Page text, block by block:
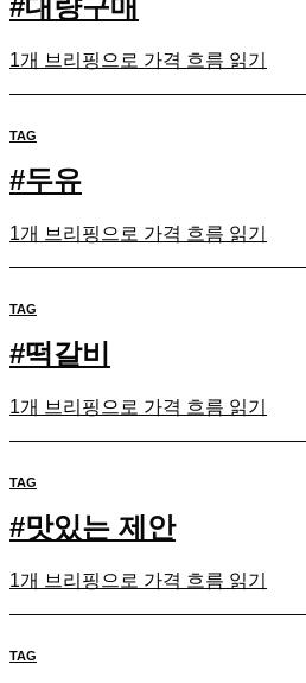
#대량구매
1개 브리핑으로 가격 흐름 읽기
TAG
#두유
1개 브리핑으로 가격 흐름 읽기
TAG
#떡갈비
1개 브리핑으로 가격 흐름 읽기
TAG
#맛있는 제안
1개 브리핑으로 가격 흐름 읽기
TAG